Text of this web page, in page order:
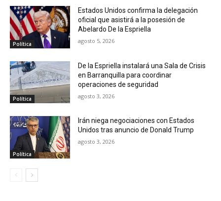
Política
Estados Unidos confirma la delegación
oficial que asistirá a la posesión de
Abelardo De la Espriella
agosto 5, 2026
Política
De la Espriella instalará una Sala de Crisis
en Barranquilla para coordinar
operaciones de seguridad
agosto 3, 2026
Política
Irán niega negociaciones con Estados
Unidos tras anuncio de Donald Trump
agosto 3, 2026